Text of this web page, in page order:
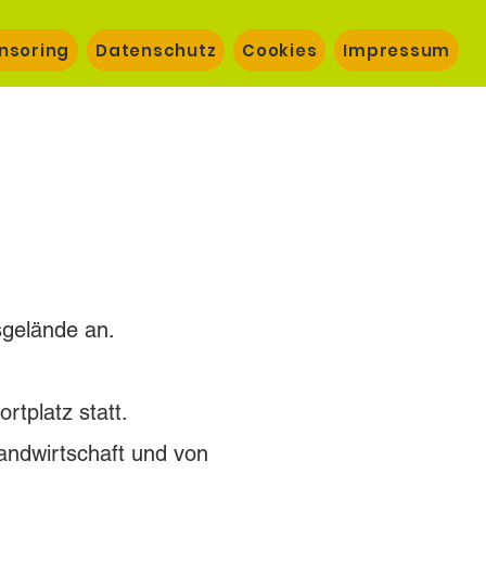
Datenschutz Cookies Impressum
an.
statt.
und von